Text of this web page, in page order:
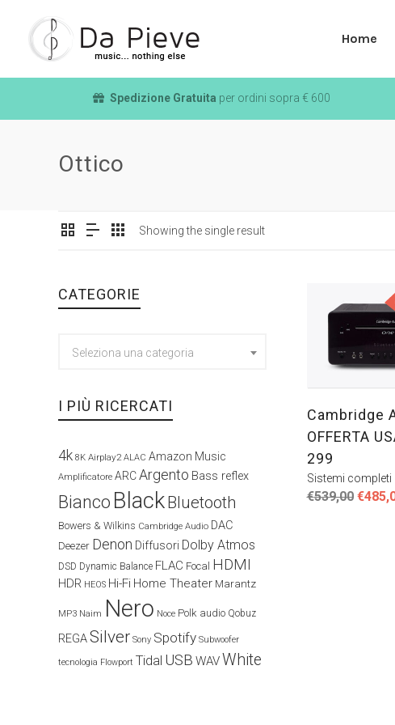
Home
Spedizione Gratuita per ordini sopra € 600
Ottico
Showing the single result
Cambridge
OFFERTA
299
Sistemi completi
€539,00 Il
€
CATEGORIE
Seleziona una categoria
I PIÙ RICERCATI
4k 8K Airplay2 ALAC Amazon Music
Amplificatore ARCArgento Bass reflex
Bianco BlackBluetooth
Bowers & Wilkins Cambridge Audio DAC
Deezer Denon Diffusori Dolby Atmos
DSD Dynamic Balance FLAC Focal HDMI
HDR HEOS Hi-Fi Home Theater Marantz
MP3 Naim Nero Noce Polk audio Qobuz
REGASilver Sony Spotify Subwoofer
tecnologia Flowport Tidal USB WAVWhite